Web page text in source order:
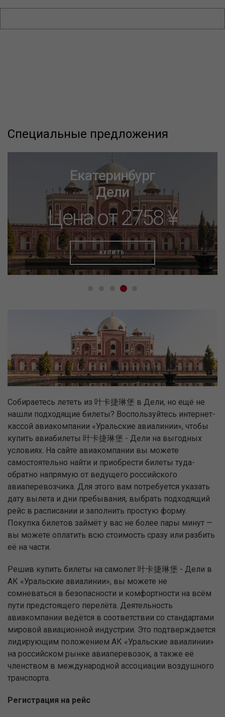
Специальные предложения
Екатеринбург
Дели
Цена от 2758 ¥
КУПИТЬ
Собираетесь лететь из 叶卡捷琳堡 в Дели, но ещё не
нашли подходящие билеты? Воспользуйтесь интернет-
кассой авиакомпании «Уральские авиалинии», чтобы
купить авиабилеты 叶卡捷琳堡 - Дели на выгодных
условиях. На сайте авиакомпании вы можете
самостоятельно найти и приобрести билеты туда-
обратно напрямую от ведущего российского
авиаперевозчика. Для этого вам потребуется указать
дату вылета и дни пребывания, выбрать подходящий
рейс в расписании и заполнить простую форму.
Покупка билетов займёт у вас не более пары минут —
вы можете оплатить всю стоимость сразу или разбить
её на части.
Решив купить билеты на самолет 叶卡捷琳堡 - Дели в
АК «Уральские авиалинии», вы можете не
сомневаться в безопасности и комфортности на всём
пути предстоящего перелёта. Деятельность
авиакомпании ведётся в соответствии со стандартами
мировой авиационной индустрии. Это подтверждается
лидирующим положением АК «Уральские авиалинии»
на российском рынке авиаперевозок, а также её
членством в международной ассоциации воздушного
транспорта.
Регистрация на рейс